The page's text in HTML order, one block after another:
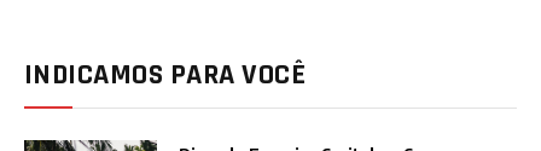
INDICAMOS PARA VOCÊ